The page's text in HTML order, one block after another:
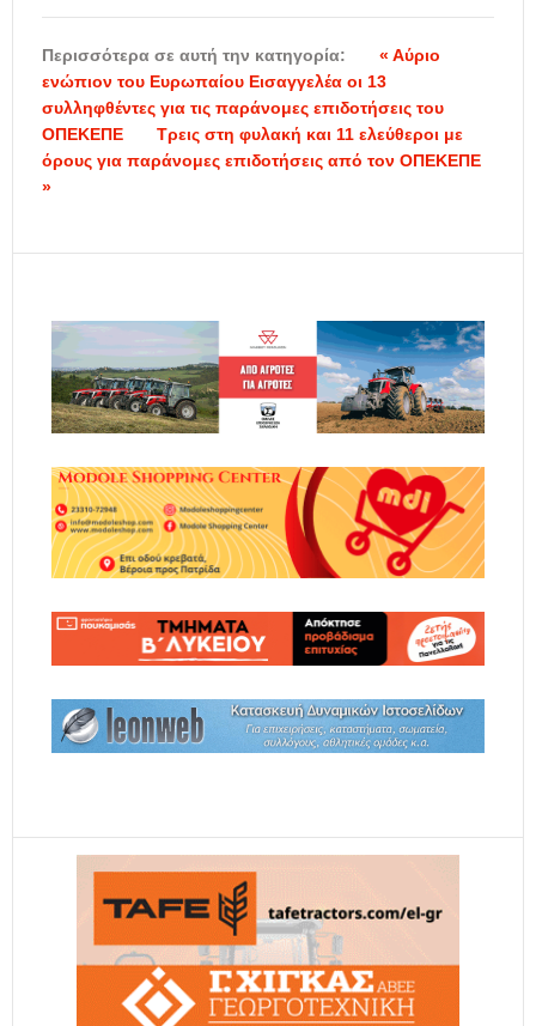
Περισσότερα σε αυτή την κατηγορία:
« Αύριο
ενώπιον του Ευρωπαίου Εισαγγελέα οι 13
συλληφθέντες για τις παράνομες επιδοτήσεις του
ΟΠΕΚΕΠΕ
Τρεις στη φυλακή και 11 ελεύθεροι με
όρους για παράνομες επιδοτήσεις από τον ΟΠΕΚΕΠΕ
»